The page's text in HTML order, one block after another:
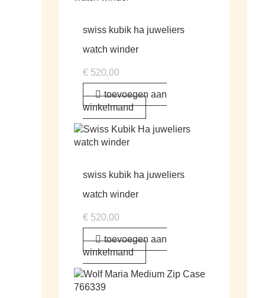
swiss kubik ha juweliers
watch winder
€ 520,00
toevoegen aan
winkelmand
swiss kubik ha juweliers
watch winder
€ 520,00
toevoegen aan
winkelmand